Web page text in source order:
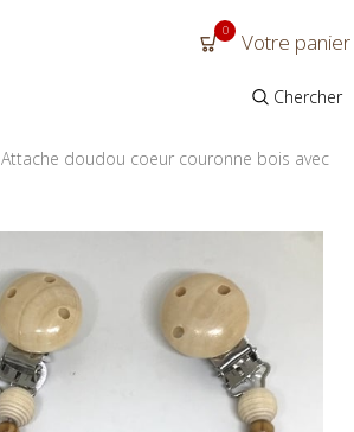
0 Votre panier
Chercher
Attache doudou coeur couronne bois avec